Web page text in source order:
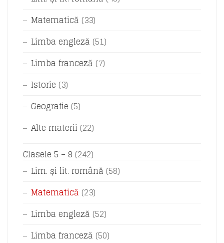
Matematică (33)
Limba engleză (51)
Limba franceză (7)
Istorie (3)
Geografie (5)
Alte materii (22)
Clasele 5 – 8 (242)
Lim. și lit. română (58)
Matematică (23)
Limba engleză (52)
Limba franceză (50)